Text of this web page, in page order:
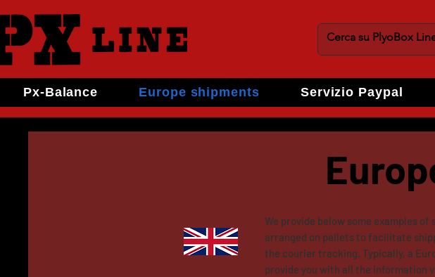
Px-Balance Europe shipments Servizio Paypal
We provide below some examples
arranged on pallets to facilitate
the courier tracking. Typically, a
provide you with all the information